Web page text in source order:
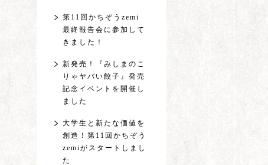
第11回かちぞうzemi
最終報告会に参加して
きました！
新発売！『みしまのこ
りゃヤバい餃子』発売
記念イベントを開催し
ました
大学生と新たな価値を
創造！第11回かちぞう
zemiがスタートしまし
た